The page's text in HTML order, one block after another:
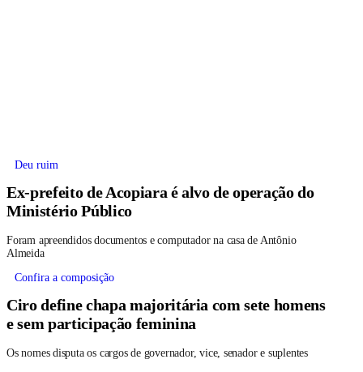
Deu ruim
Ex-prefeito de Acopiara é alvo de operação do
Ministério Público
Foram apreendidos documentos e computador na casa de Antônio
Almeida
Confira a composição
Ciro define chapa majoritária com sete homens
e sem participação feminina
Os nomes disputa os cargos de governador, vice, senador e suplentes